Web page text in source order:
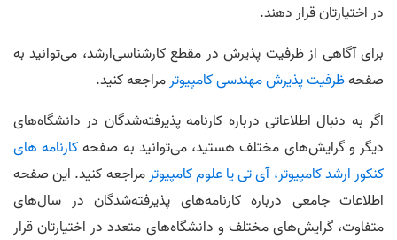
در اختیارتان قرار دهند.
برای آگاهی از ظرفیت پذیرش در مقطع کارشناسی‌ارشد، می‌توانید به
صفحهظرفیت پذیرش مهندسی کامپیوترمراجعه کنید.
اگر به دنبال اطلاعاتی درباره کارنامه پذیرفته‌شدگان در دانشگاه‌های
دیگر و گرایش‌های مختلف هستید، می‌توانید به صفحهکارنامه های
کنکور ارشد کامپیوتر، آی تی یا علوم کامپیوترمراجعه کنید. این صفحه
اطلاعات جامعی درباره کارنامه‌های پذیرفته‌شدگان در سال‌های
متفاوت، گرایش‌های مختلف و دانشگاه‌های متعدد در اختیارتان قرار